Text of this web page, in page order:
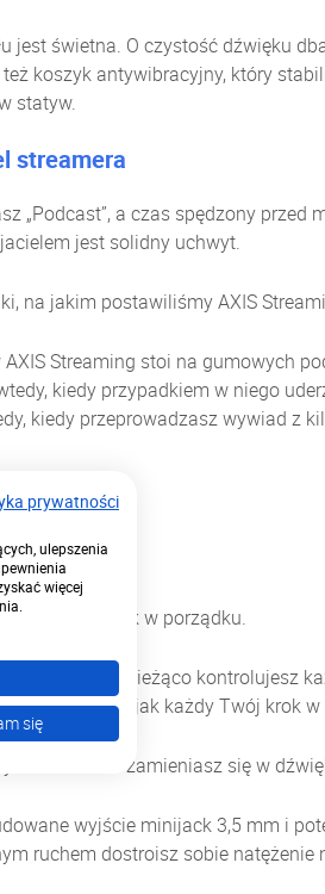
jest świetna. O czystość dźwięku
koszyk antywibracyjny, który
statyw.
streamera
„Podcast”, a czas spędzony
jest solidny uchwyt.
na jakim postawiliśmy AXIS
Streaming stoi na gumowych
kiedy przypadkiem w niego
kiedy przeprowadzasz wywiad z
dźwięk w porządku.
na bieżąco kontrolujesz
i wyraźnie jak każdy Twój krok
słuchawki i zamieniasz się w
wyjście minijack 3,5 mm i
ruchem dostroisz sobie
prywatności
ulepszenia
więcej
się